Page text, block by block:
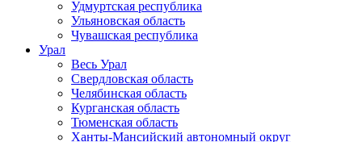
Удмуртская республика
Ульяновская область
Чувашская республика
Урал
Весь Урал
Свердловская область
Челябинская область
Курганская область
Тюменская область
Ханты-Мансийский автономный округ